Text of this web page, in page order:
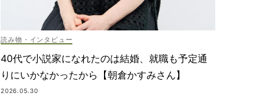
読み物・インタビュー
40代で小説家になれたのは結婚、就職も予定通
りにいかなかったから【朝倉かすみさん】
2026.05.30